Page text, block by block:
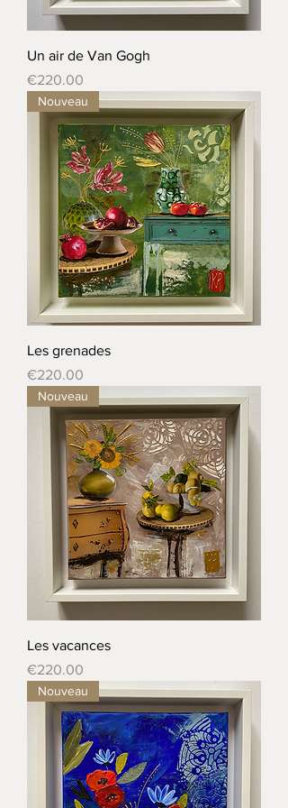
Un air de Van Gogh
Price
€220.00
Nouveau
Les grenades
Price
€220.00
Nouveau
Les vacances
Price
€220.00
Nouveau